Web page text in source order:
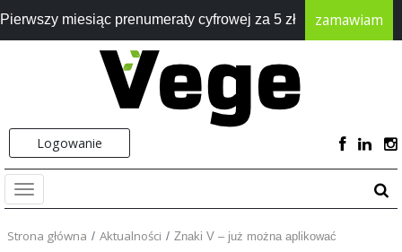
Pierwszy miesiąc prenumeraty cyfrowej za 5 zł zamawiam
Logowanie
Strona główna Aktualności Znaki V – już można aplikować